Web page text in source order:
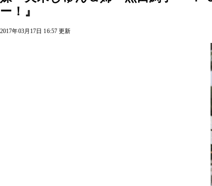
ー！』
2017年03月17日 16:57 更新